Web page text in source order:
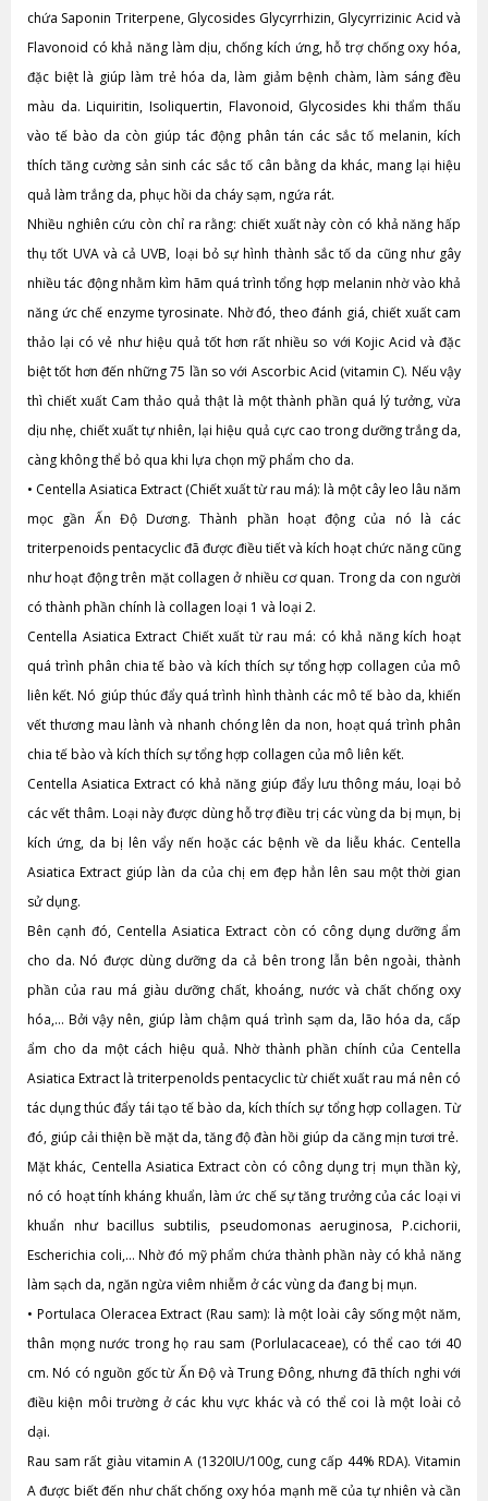
chứa Saponin Triterpene, Glycosides Glycyrrhizin, Glycyrrizinic Acid và
Flavonoid có khả năng làm dịu, chống kích ứng, hỗ trợ chống oxy hóa,
đặc biệt là giúp làm trẻ hóa da, làm giảm bệnh chàm, làm sáng đều
màu da. Liquiritin, Isoliquertin, Flavonoid, Glycosides khi thẩm thấu
vào tế bào da còn giúp tác động phân tán các sắc tố melanin, kích
thích tăng cường sản sinh các sắc tố cân bằng da khác, mang lại hiệu
quả làm trắng da, phục hồi da cháy sạm, ngứa rát.
Nhiều nghiên cứu còn chỉ ra rằng: chiết xuất này còn có khả năng hấp
thụ tốt UVA và cả UVB, loại bỏ sự hình thành sắc tố da cũng như gây
nhiều tác động nhằm kìm hãm quá trình tổng hợp melanin nhờ vào khả
năng ức chế enzyme tyrosinate. Nhờ đó, theo đánh giá, chiết xuất cam
thảo lại có vẻ như hiệu quả tốt hơn rất nhiều so với Kojic Acid và đặc
biệt tốt hơn đến những 75 lần so với Ascorbic Acid (vitamin C). Nếu vậy
thì chiết xuất Cam thảo quả thật là một thành phần quá lý tưởng, vừa
dịu nhẹ, chiết xuất tự nhiên, lại hiệu quả cực cao trong dưỡng trắng da,
càng không thể bỏ qua khi lựa chọn mỹ phẩm cho da.
• Centella Asiatica Extract (Chiết xuất từ rau má): là một cây leo lâu năm
mọc gần Ấn Độ Dương. Thành phần hoạt động của nó là các
triterpenoids pentacyclic đã được điều tiết và kích hoạt chức năng cũng
như hoạt động trên mặt collagen ở nhiều cơ quan. Trong da con người
có thành phần chính là collagen loại 1 và loại 2.
Centella Asiatica Extract Chiết xuất từ rau má: có khả năng kích hoạt
quá trình phân chia tế bào và kích thích sự tổng hợp collagen của mô
liên kết. Nó giúp thúc đẩy quá trình hình thành các mô tế bào da, khiến
vết thương mau lành và nhanh chóng lên da non, hoạt quá trình phân
chia tế bào và kích thích sự tổng hợp collagen của mô liên kết.
Centella Asiatica Extract có khả năng giúp đẩy lưu thông máu, loại bỏ
các vết thâm. Loại này được dùng hỗ trợ điều trị các vùng da bị mụn, bị
kích ứng, da bị lên vẩy nến hoặc các bệnh về da liễu khác. Centella
Asiatica Extract giúp làn da của chị em đẹp hẳn lên sau một thời gian
sử dụng.
Bên cạnh đó, Centella Asiatica Extract còn có công dụng dưỡng ẩm
cho da. Nó được dùng dưỡng da cả bên trong lẫn bên ngoài, thành
phần của rau má giàu dưỡng chất, khoáng, nước và chất chống oxy
hóa,… Bởi vậy nên, giúp làm chậm quá trình sạm da, lão hóa da, cấp
ẩm cho da một cách hiệu quả. Nhờ thành phần chính của Centella
Asiatica Extract là triterpenolds pentacyclic từ chiết xuất rau má nên có
tác dụng thúc đẩy tái tạo tế bào da, kích thích sự tổng hợp collagen. Từ
đó, giúp cải thiện bề mặt da, tăng độ đàn hồi giúp da căng mịn tươi trẻ.
Mặt khác, Centella Asiatica Extract còn có công dụng trị mụn thần kỳ,
nó có hoạt tính kháng khuẩn, làm ức chế sự tăng trưởng của các loại vi
khuẩn như bacillus subtilis, pseudomonas aeruginosa, P.cichorii,
Escherichia coli,… Nhờ đó mỹ phẩm chứa thành phần này có khả năng
làm sạch da, ngăn ngừa viêm nhiễm ở các vùng da đang bị mụn.
• Portulaca Oleracea Extract (Rau sam): là một loài cây sống một năm,
thân mọng nước trong họ rau sam (Porlulacaceae), có thể cao tới 40
cm. Nó có nguồn gốc từ Ấn Độ và Trung Đông, nhưng đã thích nghi với
điều kiện môi trường ở các khu vực khác và có thể coi là một loài cỏ
dại.
Rau sam rất giàu vitamin A (1320IU/100g, cung cấp 44% RDA). Vitamin
A được biết đến như chất chống oxy hóa mạnh mẽ của tự nhiên và cần